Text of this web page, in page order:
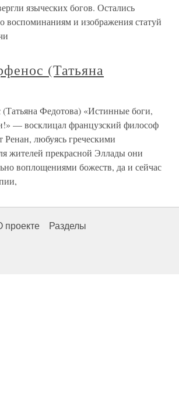
языческих богов. Остались
воспоминаниям и изображения статуй
(Татьяна
Федотова) «Истинные боги,
— восклицал французский философ
Ренан, любуясь греческими
жителей прекрасной Эллады они
воплощениями божеств, да и сейчас
проекте Разделы